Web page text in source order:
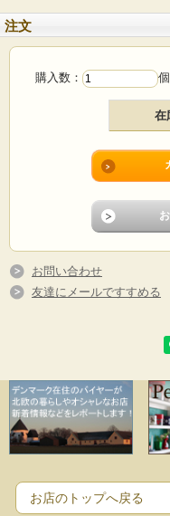
デンマーク、Royal
花瓶です。こちらは、Johanne
的なトリがデザインされており
て全体を引き締めています。存
■製造国：デンマーク
■メーカー：Royal Copenhagen
■デザイン：Johanne Gerber（ジ
■コンディション：目立つダメ
注文
購入数： 個
在
お問い合わせ
友達にメールですすめる
お店のトップへ戻る